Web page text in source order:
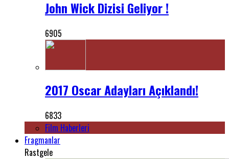
John Wick Dizisi Geliyor !
6905
2017 Oscar Adayları Açıklandı!
6833
Film Haberleri
Fragmanlar
Rastgele